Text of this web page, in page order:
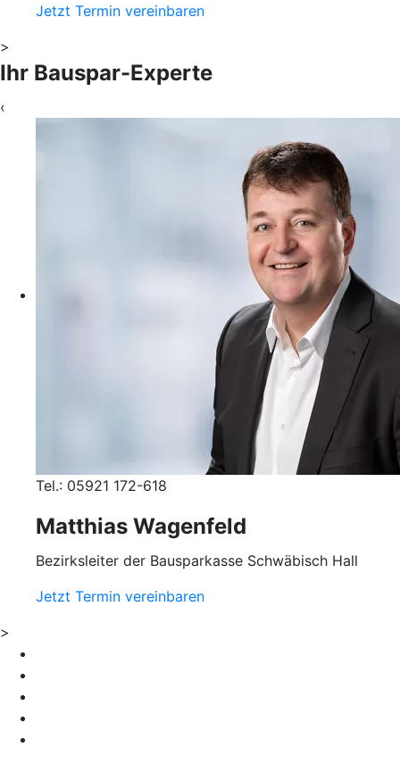
Jetzt Termin vereinbaren
>
Ihr Bauspar-Experte
‹
Tel.: 05921 172-618
Matthias Wagenfeld
Bezirksleiter der Bausparkasse Schwäbisch Hall
Jetzt Termin vereinbaren
>